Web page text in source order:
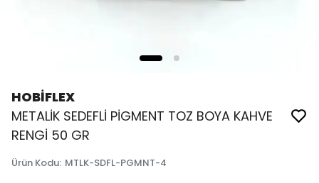
HOBİFLEX
METALİK SEDEFLİ PİGMENT TOZ BOYA KAHVE
RENGİ 50 GR
Ürün Kodu: MTLK-SDFL-PGMNT-4